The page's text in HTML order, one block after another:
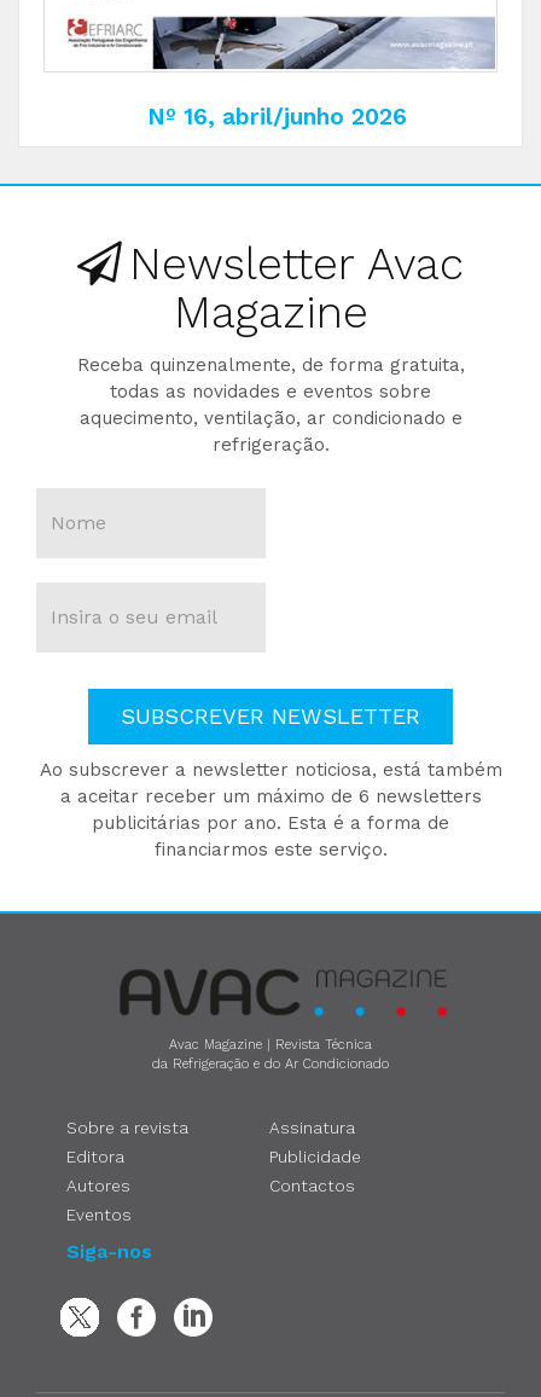
Nº 16, abril/junho 2026
Newsletter Avac
Magazine
Receba quinzenalmente, de forma gratuita,
todas as novidades e eventos sobre
aquecimento, ventilação, ar condicionado e
refrigeração.
SUBSCREVER NEWSLETTER
Ao subscrever a newsletter noticiosa, está também
a aceitar receber um máximo de 6 newsletters
publicitárias por ano. Esta é a forma de
financiarmos este serviço.
Avac Magazine | Revista Técnica
da Refrigeração e do Ar Condicionado
Sobre a revista
Editora
Autores
Eventos
Assinatura
Publicidade
Contactos
Siga-nos